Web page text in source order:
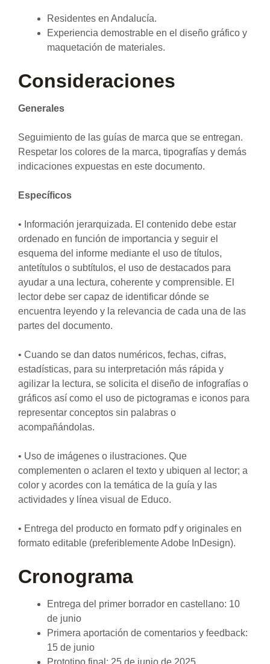
Residentes en Andalucía.
Experiencia demostrable en el diseño gráfico y
maquetación de materiales.
Consideraciones
Generales
Seguimiento de las guías de marca que se entregan.
Respetar los colores de la marca, tipografías y demás
indicaciones expuestas en este documento.
Específicos
• Información jerarquizada. El contenido debe estar
ordenado en función de importancia y seguir el
esquema del informe mediante el uso de títulos,
antetítulos o subtítulos, el uso de destacados para
ayudar a una lectura, coherente y comprensible. El
lector debe ser capaz de identificar dónde se
encuentra leyendo y la relevancia de cada una de las
partes del documento.
• Cuando se dan datos numéricos, fechas, cifras,
estadísticas, para su interpretación más rápida y
agilizar la lectura, se solicita el diseño de infografías o
gráficos así como el uso de pictogramas e iconos para
representar conceptos sin palabras o
acompañándolas.
• Uso de imágenes o ilustraciones. Que
complementen o aclaren el texto y ubiquen al lector; a
color y acordes con la temática de la guía y las
actividades y línea visual de Educo.
• Entrega del producto en formato pdf y originales en
formato editable (preferiblemente Adobe InDesign).
Cronograma
Entrega del primer borrador en castellano: 10
de junio
Primera aportación de comentarios y feedback:
15 de junio
Prototipo final: 25 de junio de 2025